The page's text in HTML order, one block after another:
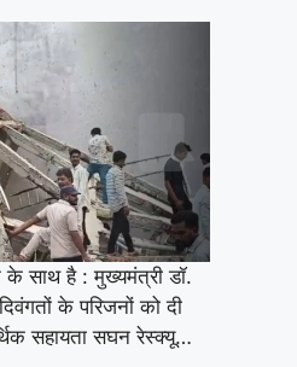
के साथ है : मुख्यमंत्री डॉ.
के परिजनों को दी
सहायता सघन रेस्क्यू…